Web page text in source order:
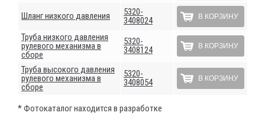
Шланг низкого давления
5320-
3408024
В КОРЗИНУ
Труба низкого давления
рулевого механизма в
сборе
5320-
3408124
В КОРЗИНУ
Труба высокого давления
рулевого механизма в
сборе
5320-
3408054
В КОРЗИНУ
* Фотокаталог находится в разработке